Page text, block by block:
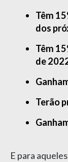
Têm
dos
Têm
de
Terão
E para